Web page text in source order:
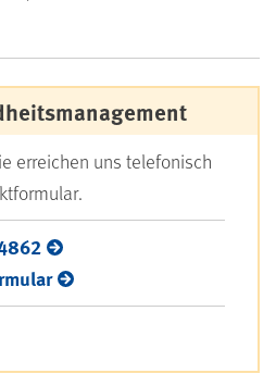
erreichen uns telefonisch